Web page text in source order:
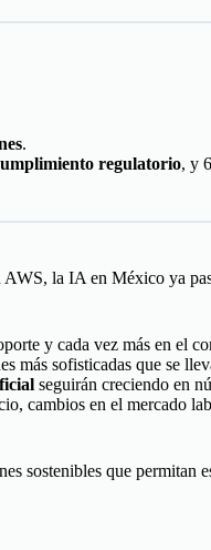
.
regulatorio, y
la IA en México ya
y cada vez más en el
más sofisticadas que se
seguirán creciendo en
cambios en el mercado
sostenibles que permitan